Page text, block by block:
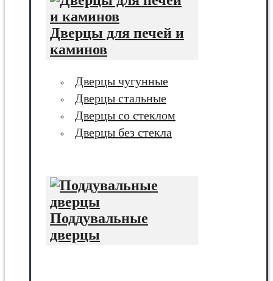
Дверцы для печей и
каминов
Дверцы чугунные
Дверцы стальные
Дверцы со стеклом
Дверцы без стекла
Поддувальные
дверцы